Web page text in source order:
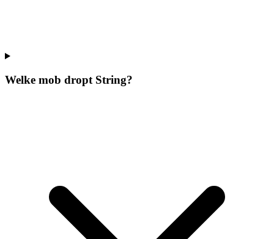
Welke mob dropt String?